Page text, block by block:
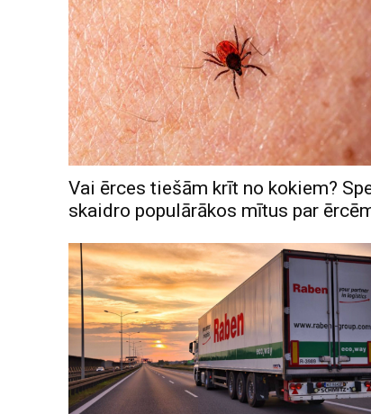
Vai ērces tiešām krīt no kokiem?
skaidro populārākos mītus par